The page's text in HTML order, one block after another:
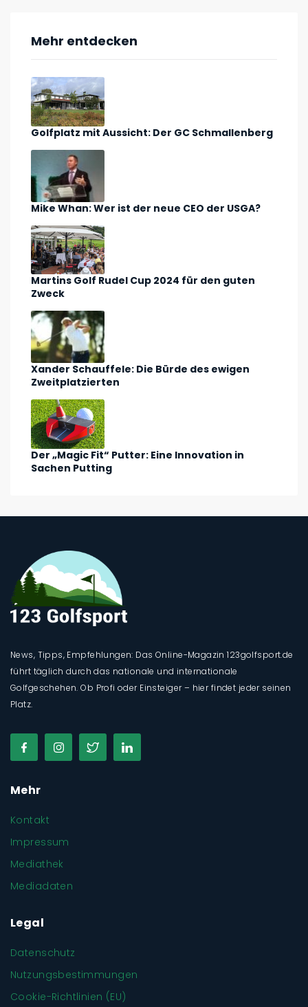
Mehr entdecken
Golfplatz mit Aussicht: Der GC Schmallenberg
Mike Whan: Wer ist der neue CEO der USGA?
Martins Golf Rudel Cup 2024 für den guten
Zweck
Xander Schauffele: Die Bürde des ewigen
Zweitplatzierten
Der „Magic Fit“ Putter: Eine Innovation in
Sachen Putting
News, Tipps, Empfehlungen: Das Online-Magazin 123golfsport.de
führt täglich durch das nationale und internationale
Golfgeschehen. Ob Profi oder Einsteiger – hier findet jeder seinen
Platz.
Mehr
Kontakt
Impressum
Mediathek
Mediadaten
Legal
Datenschutz
Nutzungsbestimmungen
Cookie-Richtlinien (EU)